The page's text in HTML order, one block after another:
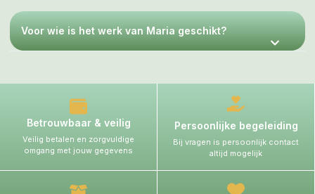
Voor wie is het werk van Maria geschikt?
Betrouwbaar & veilig
Veilig betalen en zorgvuldige
omgang met jouw gegevens
Persoonlijke begeleiding
Bij vragen is persoonlijk contact
altijd mogelijk